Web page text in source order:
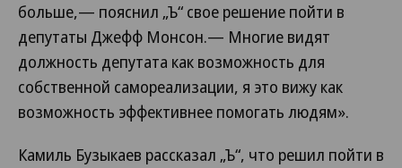
больше,— пояснил „Ъ“ свое решение пойти в
депутаты Джефф Монсон.— Многие видят
должность депутата как возможность для
собственной самореализации, я это вижу как
возможность эффективнее помогать людям».
Камиль Бузыкаев рассказал „Ъ“, что решил пойти в